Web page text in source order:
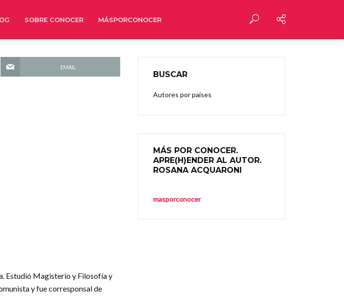
SOBRE CONOCER MÁSPORCONOCER
EMAIL
Estudió Magisterio y Filosofía y
y fue corresponsal de
BUSCAR
Autores por países
MÁS POR CONOCER.
APRE(H)ENDER AL AUTOR.
ROSANA ACQUARONI
masporconocer